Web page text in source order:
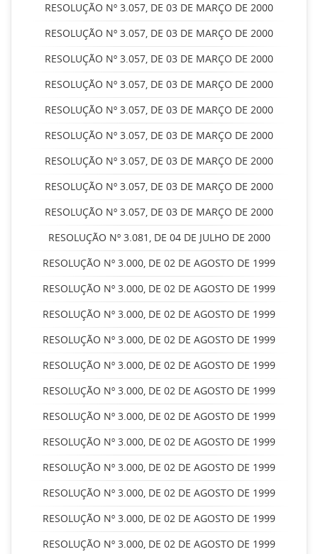
RESOLUÇÃO Nº 3.057, DE 03 DE MARÇO DE 2000
RESOLUÇÃO Nº 3.057, DE 03 DE MARÇO DE 2000
RESOLUÇÃO Nº 3.057, DE 03 DE MARÇO DE 2000
RESOLUÇÃO Nº 3.057, DE 03 DE MARÇO DE 2000
RESOLUÇÃO Nº 3.057, DE 03 DE MARÇO DE 2000
RESOLUÇÃO Nº 3.057, DE 03 DE MARÇO DE 2000
RESOLUÇÃO Nº 3.057, DE 03 DE MARÇO DE 2000
RESOLUÇÃO Nº 3.057, DE 03 DE MARÇO DE 2000
RESOLUÇÃO Nº 3.057, DE 03 DE MARÇO DE 2000
RESOLUÇÃO Nº 3.081, DE 04 DE JULHO DE 2000
RESOLUÇÃO Nº 3.000, DE 02 DE AGOSTO DE 1999
RESOLUÇÃO Nº 3.000, DE 02 DE AGOSTO DE 1999
RESOLUÇÃO Nº 3.000, DE 02 DE AGOSTO DE 1999
RESOLUÇÃO Nº 3.000, DE 02 DE AGOSTO DE 1999
RESOLUÇÃO Nº 3.000, DE 02 DE AGOSTO DE 1999
RESOLUÇÃO Nº 3.000, DE 02 DE AGOSTO DE 1999
RESOLUÇÃO Nº 3.000, DE 02 DE AGOSTO DE 1999
RESOLUÇÃO Nº 3.000, DE 02 DE AGOSTO DE 1999
RESOLUÇÃO Nº 3.000, DE 02 DE AGOSTO DE 1999
RESOLUÇÃO Nº 3.000, DE 02 DE AGOSTO DE 1999
RESOLUÇÃO Nº 3.000, DE 02 DE AGOSTO DE 1999
RESOLUÇÃO Nº 3.000, DE 02 DE AGOSTO DE 1999